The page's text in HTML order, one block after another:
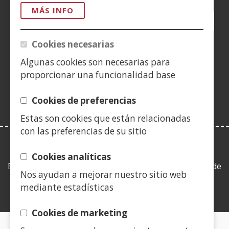
MÁS INFO
Cookies necesarias
Algunas cookies son necesarias para
proporcionar una funcionalidad base
Cookies de preferencias
Estas son cookies que están relacionadas
con las preferencias de su sitio
Cookies analíticas
Nos ayudan a mejorar nuestro sitio web
mediante estadísticas
Cookies de marketing
Facebook
(Abre
en
nueva
ventana)
Twitter
(Abre
en
nueva
ventana)
LinkedIn
(Abre
en
nueva
ventana)
YouTube
(Abre
en
nueva
ventana)
en
ventana)
en
ventana)
en
en
Esta web se ajusta a lo establecido en la Ley 19/2013, de
9 de diciembre, de transparencia, acceso a la
información pública y buen gobierno.